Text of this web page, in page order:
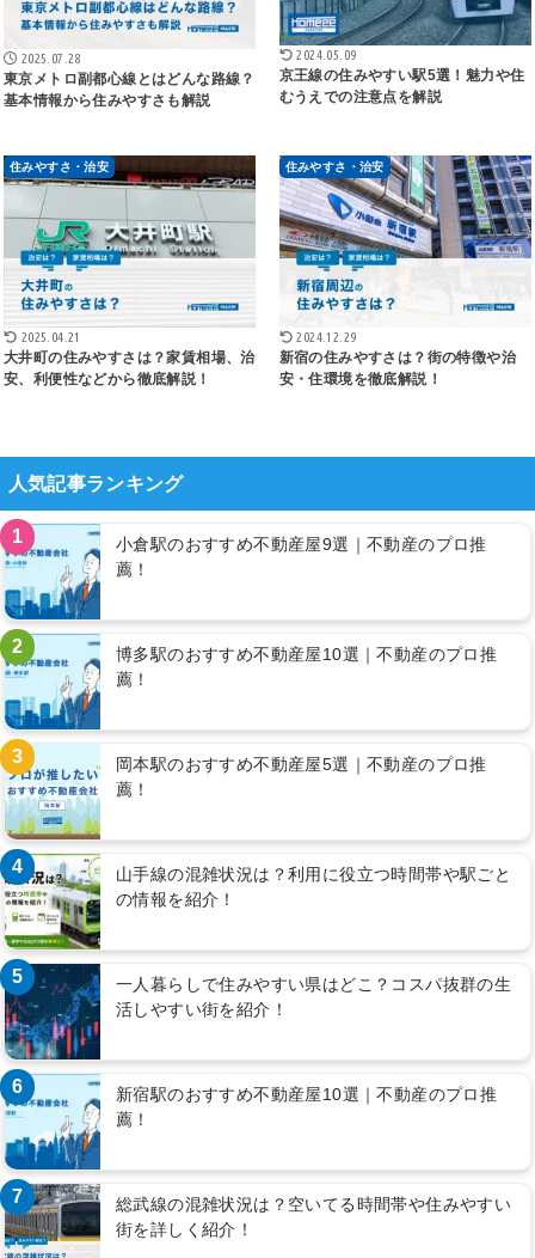
2025.07.28
東京メトロ副都心線とはどんな路線？
基本情報から住みやすさも解説
2024.05.09
京王線の住みやすい駅5選！魅力や住
むうえでの注意点を解説
住みやすさ・治安
2025.04.21
大井町の住みやすさは？家賃相場、治
安、利便性などから徹底解説！
住みやすさ・治安
2024.12.29
新宿の住みやすさは？街の特徴や治
安・住環境を徹底解説！
人気記事ランキング
1
小倉駅のおすすめ不動産屋9選｜不動産のプロ推
薦！
2
博多駅のおすすめ不動産屋10選｜不動産のプロ推
薦！
3
岡本駅のおすすめ不動産屋5選｜不動産のプロ推
薦！
4
山手線の混雑状況は？利用に役立つ時間帯や駅ごと
の情報を紹介！
5
一人暮らしで住みやすい県はどこ？コスパ抜群の生
活しやすい街を紹介！
6
新宿駅のおすすめ不動産屋10選｜不動産のプロ推
薦！
7
総武線の混雑状況は？空いてる時間帯や住みやすい
街を詳しく紹介！